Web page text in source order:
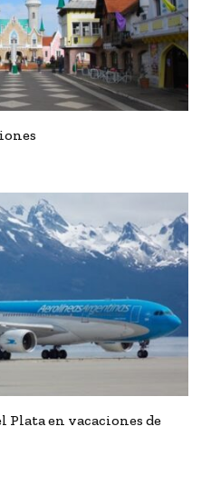
Plata en vacaciones de